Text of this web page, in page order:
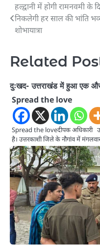
Post
navigation
हल्द्वानी में होगी रामनवमी के
निकलेगी हर साल की भांति
शोभायात्रा
Related
दुःखद- उत्तराखंड में हुआ एक और
Spread the love
Spread the loveदीपक अधिकारी
है। उत्तरकाशी जिले के नौगांव में